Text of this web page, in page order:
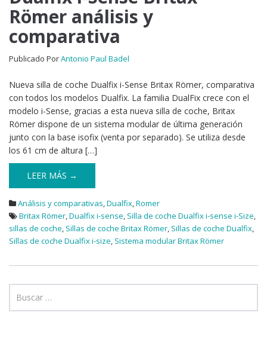
Römer análisis y
comparativa
Publicado PorAntonio Paul Badel
Nueva silla de coche Dualfix i-Sense Britax Römer, comparativa
con todos los modelos Dualfix. La familia DualFix crece con el
modelo i-Sense, gracias a esta nueva silla de coche, Britax
Römer dispone de un sistema modular de última generación
junto con la base isofix (venta por separado). Se utiliza desde
los 61 cm de altura […]
LEER MÁS →
Análisis y comparativas,Dualfix,Romer
Britax Römer,Dualfix i-sense, Silla de coche Dualfix i-sense i-Size,
sillas de coche, Sillas de coche Britax Römer, Sillas de coche Dualfix,
Sillas de coche Dualfix i-size, Sistema modular Britax Römer